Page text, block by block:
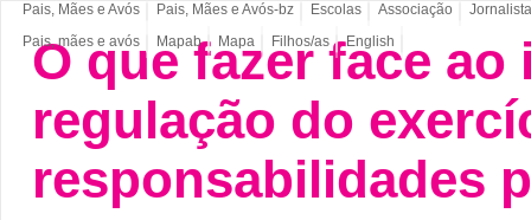
Pais, Mães e Avós
Pais, Mães e Avós-bz Escolas Associação
Pais, mães e avós
Mapab Mapa Filhos/as English
O que fazer face
regulação do
responsabilidades